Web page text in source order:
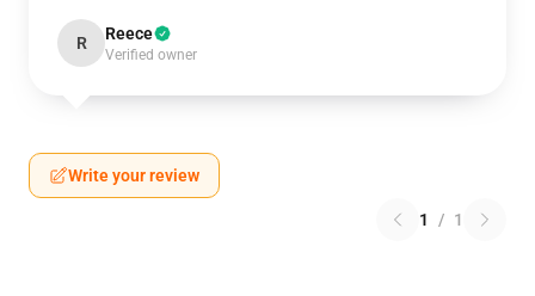
R Reece
Verified owner
Write your review
1 / 1